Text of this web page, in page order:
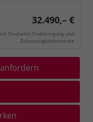
32.490,– €
Sinsheim, Endreinigung und
Zulassungsdokumente